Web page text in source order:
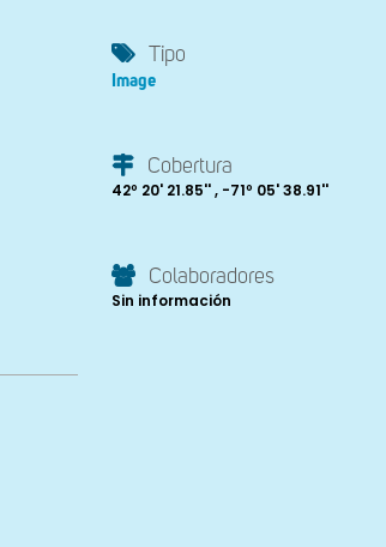
Tipo
Image
Cobertura
42º 20' 21.85'' , -71º 05' 38.91''
Colaboradores
Sin información